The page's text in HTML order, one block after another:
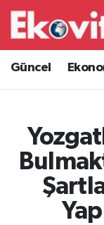
Güncel
Güncel
Ekonomi
Borsa
İş Dünyası
Lojistik
Hava
Trafik
Süper Lig
Tüm
Son